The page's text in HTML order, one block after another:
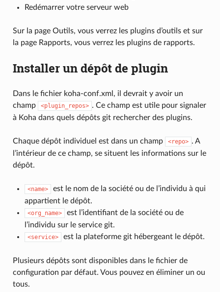
Redémarrer votre serveur web
Sur la page Outils, vous verrez les plugins d’outils et sur
la page Rapports, vous verrez les plugins de rapports.
Installer un dépôt de plugin
Dans le fichier koha-conf.xml, il devrait y avoir un
champ
<plugin_repos> . Ce champ est utile pour signaler
à Koha dans quels dépôts git rechercher des plugins.
Chaque dépôt individuel est dans un champ <repo> . A
l’intérieur de ce champ, se situent les informations sur le
dépôt.
<name>
est le nom de la société ou de l’individu à qui
appartient le dépôt.
<org_name>
est l’identifiant de la société ou de
l’individu sur le service git.
<service> est la plateforme git hébergeant le dépôt.
Plusieurs dépôts sont disponibles dans le fichier de
configuration par défaut. Vous pouvez en éliminer un ou
tous.